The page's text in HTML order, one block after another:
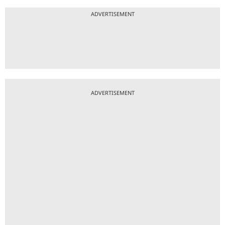
ADVERTISEMENT
ADVERTISEMENT